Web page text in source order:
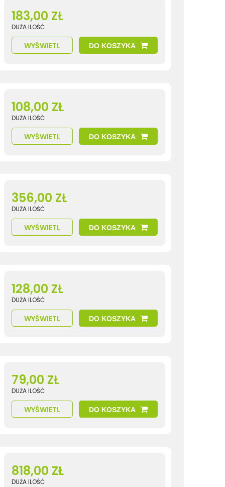
183,00 ZŁ
DUŻA ILOŚĆ
WYŚWIETL DO KOSZYKA
108,00 ZŁ
DUŻA ILOŚĆ
WYŚWIETL DO KOSZYKA
356,00 ZŁ
DUŻA ILOŚĆ
WYŚWIETL DO KOSZYKA
128,00 ZŁ
DUŻA ILOŚĆ
WYŚWIETL DO KOSZYKA
79,00 ZŁ
DUŻA ILOŚĆ
WYŚWIETL DO KOSZYKA
818,00 ZŁ
DUŻA ILOŚĆ